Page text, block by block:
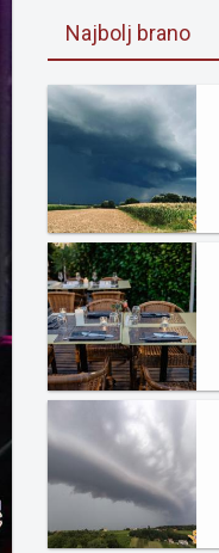
Najbolj brano